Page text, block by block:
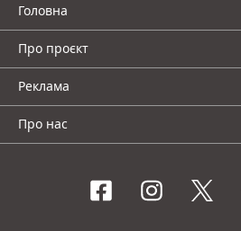
Головна
Про проєкт
Реклама
Про нас